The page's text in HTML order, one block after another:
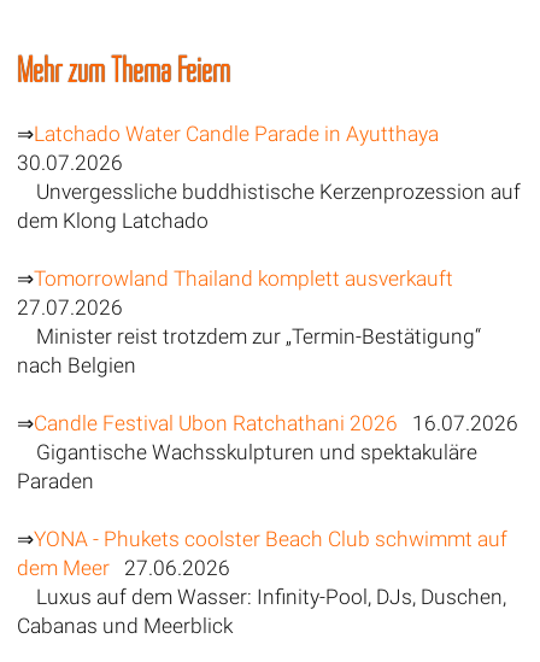
Mehr zum Thema Feiern
⇒Latchado Water Candle Parade in Ayutthaya
30.07.2026
Unvergessliche buddhistische Kerzenprozession auf
dem Klong Latchado
⇒Tomorrowland Thailand komplett ausverkauft
27.07.2026
Minister reist trotzdem zur „Termin-Bestätigung“
nach Belgien
⇒Candle Festival Ubon Ratchathani 2026 16.07.2026
Gigantische Wachsskulpturen und spektakuläre
Paraden
⇒YONA - Phukets coolster Beach Club schwimmt auf
dem Meer27.06.2026
Luxus auf dem Wasser: Infinity-Pool, DJs, Duschen,
Cabanas und Meerblick